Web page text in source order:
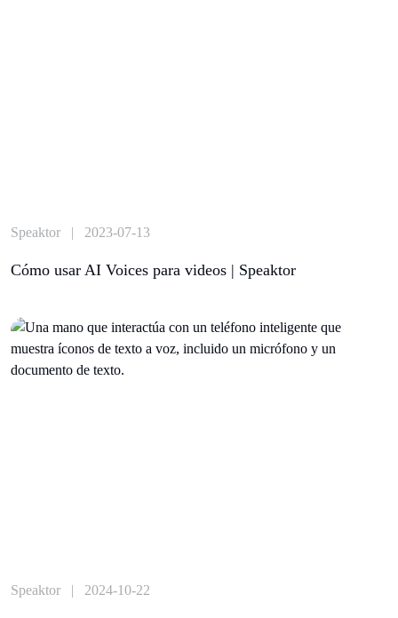
Speaktor | 2023-07-13
Cómo usar AI Voices para videos | Speaktor
Speaktor | 2024-10-22